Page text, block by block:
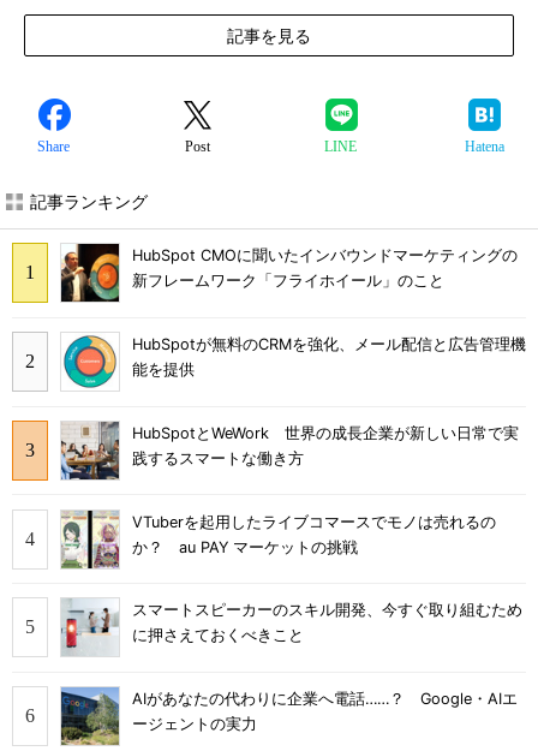
記事を見る
Share Post LINE Hatena
記事ランキング
HubSpot CMOに聞いたインバウンドマーケティングの
新フレームワーク「フライホイール」のこと
HubSpotが無料のCRMを強化、メール配信と広告管理機
能を提供
HubSpotとWeWork 世界の成長企業が新しい日常で実
践するスマートな働き方
VTuberを起用したライブコマースでモノは売れるの
か？ au PAY マーケットの挑戦
スマートスピーカーのスキル開発、今すぐ取り組むため
に押さえておくべきこと
AIがあなたの代わりに企業へ電話……？ Google・AIエ
ージェントの実力